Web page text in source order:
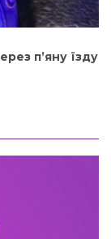
п’яну їзду